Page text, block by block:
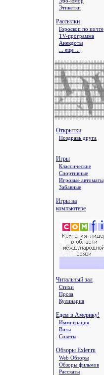
Этикетки
Рассылки
Гороскоп по почте
TV-программа
Анекдоты
... еще ...
Открытки
Поздравь друга
Игры
Классические
Спортивные
Игровые автоматы
Забавные
Игры на
компьютере
Читальный зал
Стихи
Проза
Кулинария
Едем в Америку!
Иммиграция
Визы
Советы
Обзоры Exler.ru
Web Обзоры
Обзоры фильмов
Рассказы